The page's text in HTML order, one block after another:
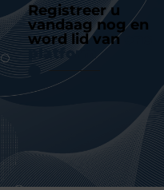
Registreer u
vandaag nog en
word lid van
platform